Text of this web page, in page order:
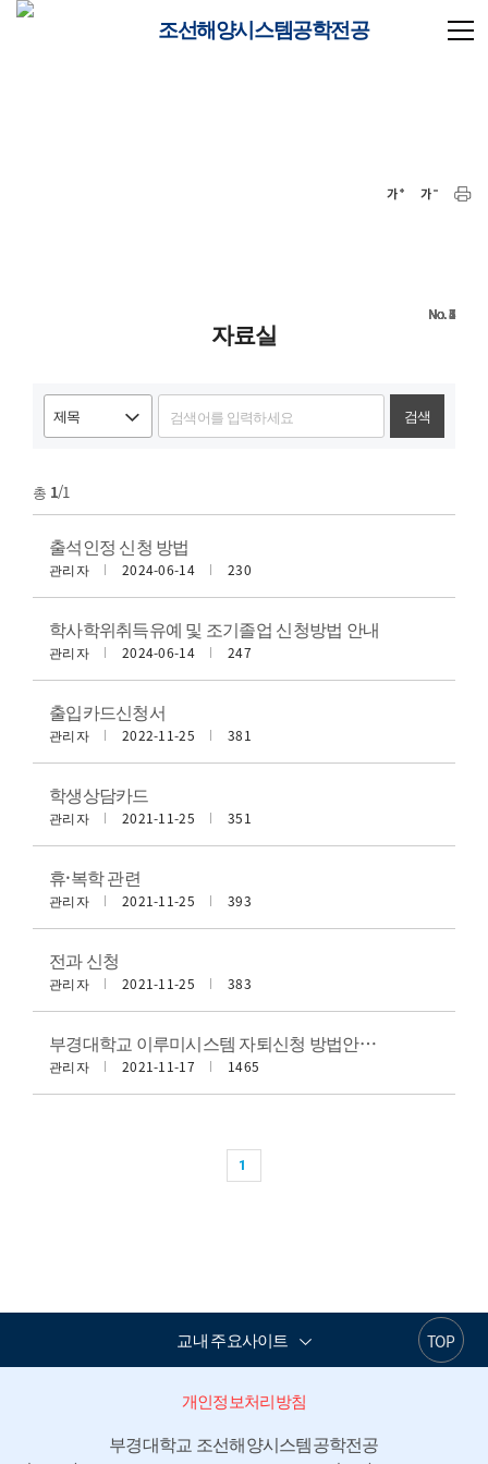
조선해양시스템공학전공
자료실
검색
총 1/1
7
출석인정 신청 방법
관리자 2024-06-14 230
6
학사학위취득유예 및 조기졸업 신청방법 안내
관리자 2024-06-14 247
5
출입카드신청서
관리자 2022-11-25 381
4
학생상담카드
관리자 2021-11-25 351
3
휴·복학 관련
관리자 2021-11-25 393
2
전과 신청
관리자 2021-11-25 383
1
부경대학교 이루미시스템 자퇴신청 방법안내 (학생용)
관리자 2021-11-17 1465
1
TOP
교내 주요사이트
개인정보처리방침
부경대학교 조선해양시스템공학전공